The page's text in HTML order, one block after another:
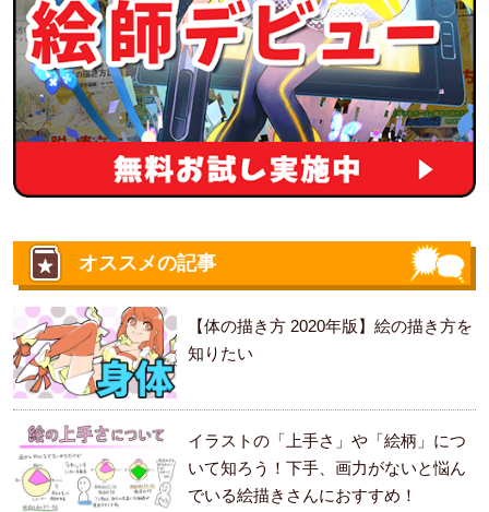
オススメの記事
【体の描き方 2020年版】絵の描き方を
知りたい
イラストの「上手さ」や「絵柄」につ
いて知ろう！下手、画力がないと悩ん
でいる絵描きさんにおすすめ！